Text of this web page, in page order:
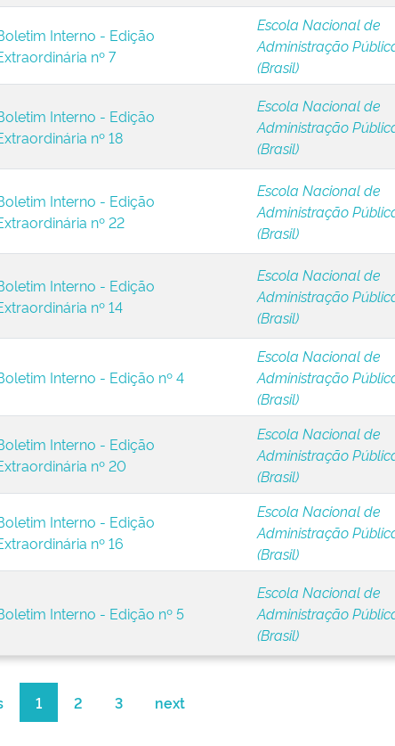
Interno - Edição
nº 7
Escola Nacional de
Administração
(Brasil)
Interno - Edição
nº 18
Escola Nacional de
Administração
(Brasil)
Interno - Edição
nº 22
Escola Nacional de
Administração
(Brasil)
Interno - Edição
nº 14
Escola Nacional de
Administração
(Brasil)
Interno - Edição nº 4
Escola Nacional de
Administração
(Brasil)
Interno - Edição
nº 20
Escola Nacional de
Administração
(Brasil)
Interno - Edição
nº 16
Escola Nacional de
Administração
(Brasil)
Interno - Edição nº 5
Escola Nacional de
Administração
(Brasil)
1 2 3 next